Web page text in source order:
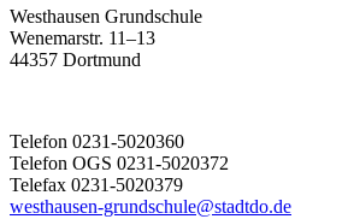
Westhausen Grundschule
Wenemarstr. 11–13
44357 Dortmund
Telefon 0231-5020360
Telefon OGS 0231-5020372
Telefax 0231-5020379
westhausen-grundschule@stadtdo.de